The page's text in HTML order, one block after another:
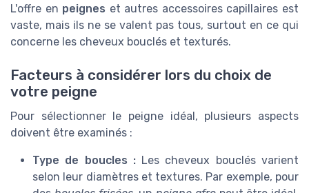
L'offre en peignes et autres accessoires capillaires est
vaste, mais ils ne se valent pas tous, surtout en ce qui
concerne les cheveux bouclés et texturés.
Facteurs à considérer lors du choix de
votre peigne
Pour sélectionner le peigne idéal, plusieurs aspects
doivent être examinés :
Type de boucles :Les cheveux bouclés varient
selon leur diamètres et textures. Par exemple, pour